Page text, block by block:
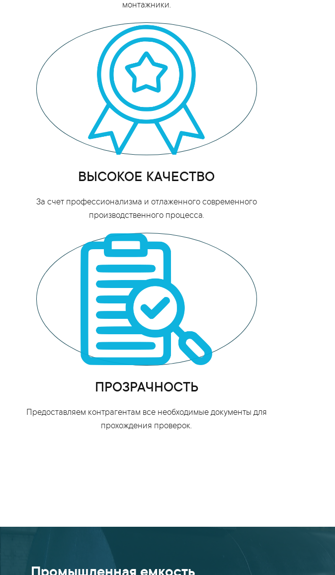
монтажники.
ВЫСОКОЕ КАЧЕСТВО
За счет профессионализма и отлаженного современного
производственного процесса.
ПРОЗРАЧНОСТЬ
Предоставляем контрагентам все необходимые документы для
прохождения проверок.